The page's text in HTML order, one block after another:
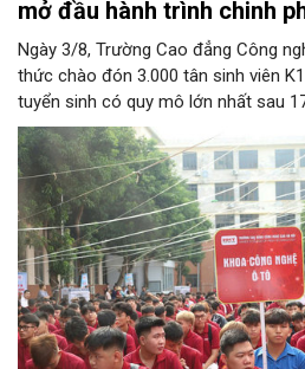
mở đầu hành trình chinh
Ngày 3/8, Trường Cao đẳng Công
thức chào đón 3.000 tân sinh viên
tuyển sinh có quy mô lớn nhất sau
bước chuyển mình quan trọng của